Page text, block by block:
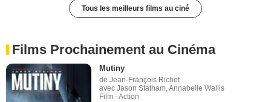
Tous les meilleurs films au ciné
Films Prochainement au Cinéma
Mutiny
de Jean-François Richet
avec Jason Statham, Annabelle Wallis
Film - Action